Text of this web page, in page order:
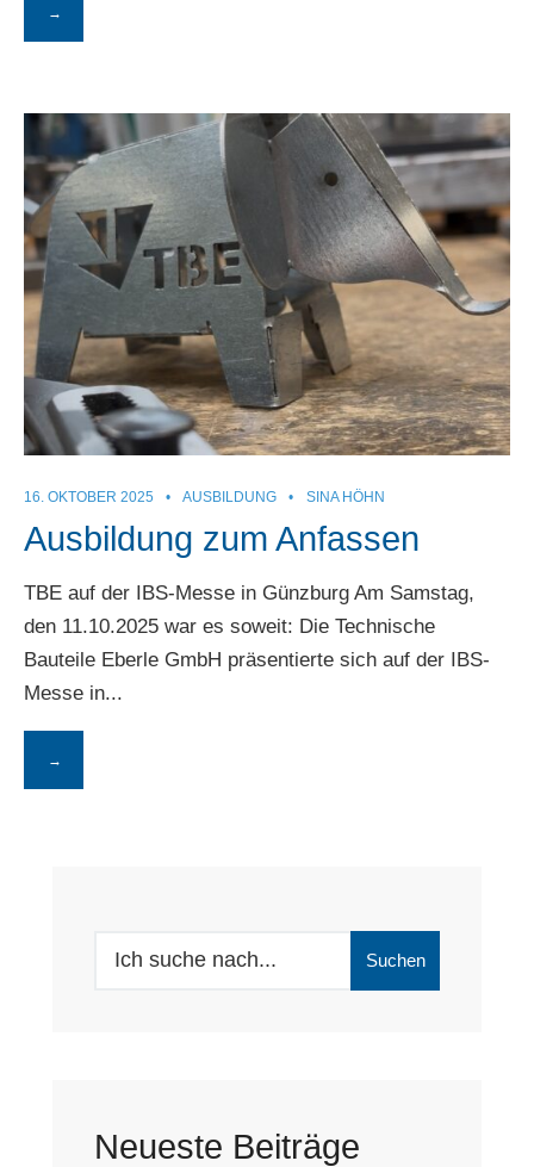
→
16. OKTOBER 2025 • AUSBILDUNG • SINA HÖHN
Ausbildung zum Anfassen
TBE auf der IBS-Messe in Günzburg Am Samstag,
den 11.10.2025 war es soweit: Die Technische
Bauteile Eberle GmbH präsentierte sich auf der IBS-
Messe in...
→
Search
Suchen
Neueste Beiträge